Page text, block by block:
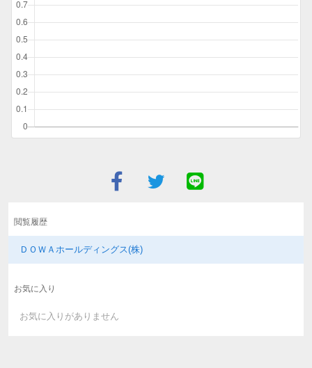
閲覧履歴
ＤＯＷＡホールディングス(株)
お気に入り
お気に入りがありません